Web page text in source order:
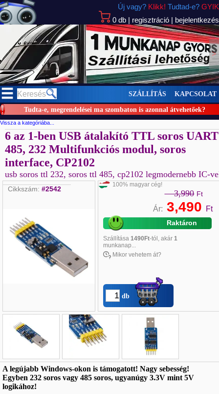
0 db | regisztráció | bejelentkezés
Új vagy? Klikk! Tudtad-e? GYIK
>
Tudta-e, megrendelései ma szombaton is azonnal átvehetőek?
SZÁLLÍTÁS KAPCSOLAT
Vissza a kategóriába...
6 az 1-ben USB átalakító TTL soros UART
485, 232 Multifunkciós modul, soros
interface, CP2102
usb soros ttl 232, soros ttl 485, cp2102 legmodernebb IC-
Cikkszám: #2542
100% magyar cég!
3,990 Ft
Ár:3,490 Ft
Raktáron
Szállítása1490Ft-tól, akár1
munkanap...
Mikor vehetem át?
db
Név* :
E-mail*:
A legújabb Windows-okon is támogatott! Nagy sebesség!
Egyben 232 soros vagy 485 soros, ugyanúgy 3.3V mint 5V
logikához!